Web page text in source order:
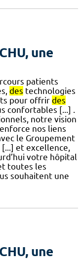
une
patients
des technologies
pour offrir des
confortables [...] .
notre vision
nos liens
le Groupement
et excellence,
votre hôpital
toutes les
souhaitent une
une